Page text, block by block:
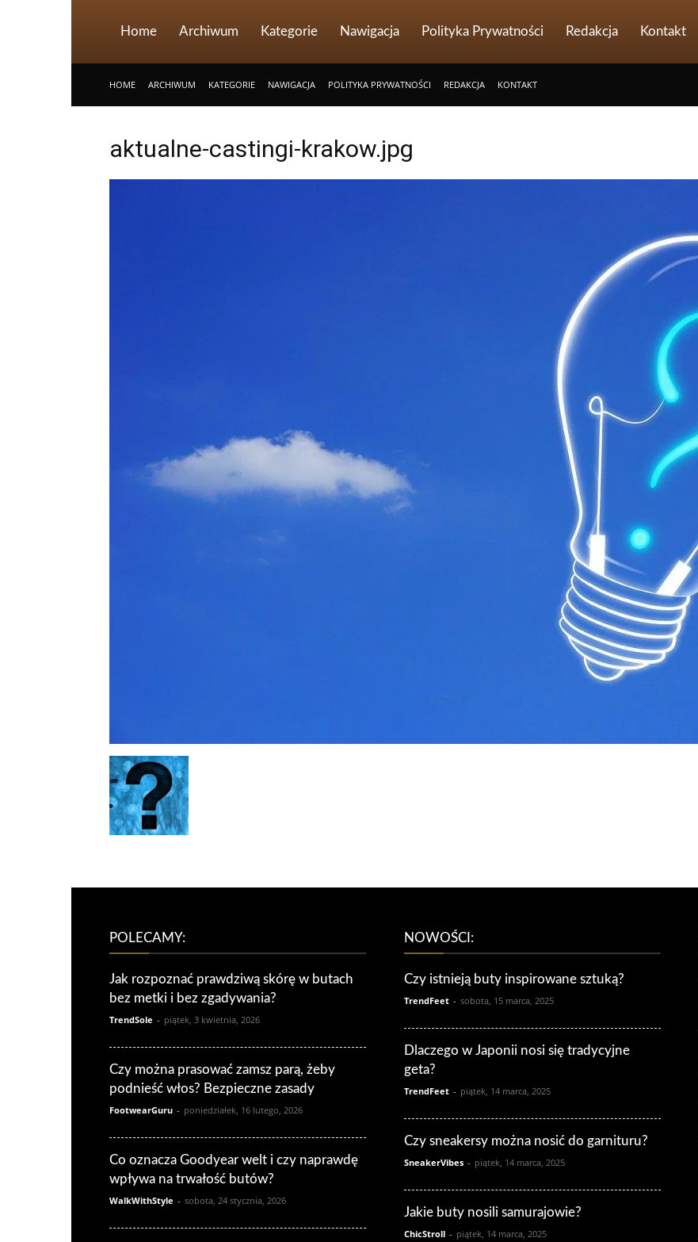
Home Archiwum Kategorie Nawigacja Polityka Prywatności Redakcja Kontakt
HOME ARCHIWUM KATEGORIE NAWIGACJA POLITYKA PRYWATNOŚCI REDAKCJA KONTAKT
aktualne-castingi-krakow.jpg
POLECAMY:
Jak rozpoznać prawdziwą skórę w butach
bez metki i bez zgadywania?
TrendSole - piątek, 3 kwietnia, 2026
Czy można prasować zamsz parą, żeby
podnieść włos? Bezpieczne zasady
FootwearGuru - poniedziałek, 16 lutego, 2026
Co oznacza Goodyear welt i czy naprawdę
wpływa na trwałość butów?
WalkWithStyle - sobota, 24 stycznia, 2026
NOWOŚCI:
Czy istnieją buty inspirowane sztuką?
TrendFeet - sobota, 15 marca, 2025
Dlaczego w Japonii nosi się tradycyjne
geta?
TrendFeet - piątek, 14 marca, 2025
Czy sneakersy można nosić do garnituru?
SneakerVibes - piątek, 14 marca, 2025
Jakie buty nosili samurajowie?
ChicStroll - piątek, 14 marca, 2025